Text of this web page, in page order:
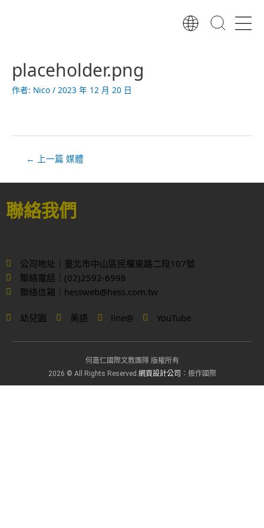
placeholder.png
作者: Nico / 2023 年 12 月 20 日
章
導
覽
← 上一篇 媒體
聯絡我們
公司地址｜臺北市中山區民權東路二段107號
聯絡電話｜(02)2592-6998
聯絡信箱｜hessweb@hess.com.tw
幼兒園 美語 line@ YouTube
何嘉仁國際文教團隊 版權所有
2026 © All Rights Reserved.網頁設計公司 ：振作國際